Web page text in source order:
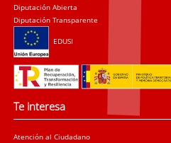
Diputación Abierta
Diputación Transparente
EDUSI
Te interesa
Atención al Ciudadano